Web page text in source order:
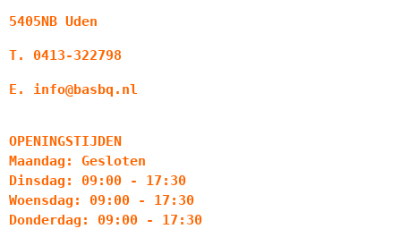
5405NB Uden
T. 0413-322798
E. info@basbq.nl
OPENINGSTIJDEN
Maandag: Gesloten
Dinsdag: 09:00 - 17:30
Woensdag: 09:00 - 17:30
Donderdag: 09:00 - 17:30